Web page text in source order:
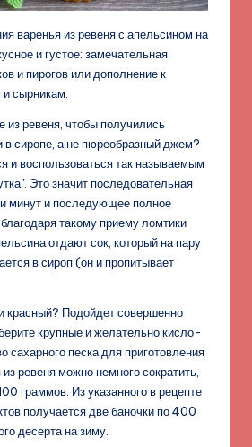
варенья из ревеня с апельсином на
и густое: замечательная
и пирогов или дополнение к
сырникам.
из ревеня, чтобы получились
в сиропе, а не пюреобразный джем?
и воспользоваться так называемым
Это значит последовательная
минут и последующее полное
такомуприему ломтики
отдают сок, который на пару
в сироп (он и пропитывает
красный? Подойдет совершенно
крупные и желательно кисло-
сахарного песка для приготовления
ревеня можно немного сократить,
граммов. Из указанного в рецепте
получается две баночки по 400
десерта на зиму.